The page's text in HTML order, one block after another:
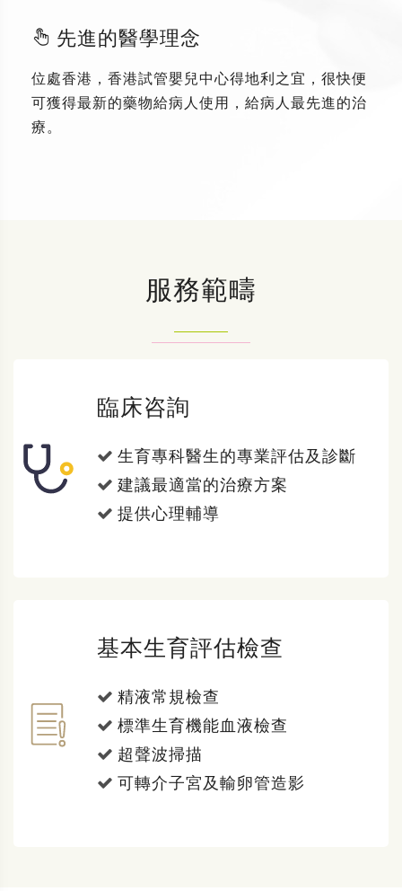
先進的醫學理念
位處香港，香港試管嬰兒中心得地利之宜，很快便
可獲得最新的藥物給病人使用，給病人最先進的治
療。
服務範疇
臨床咨詢
生育專科醫生的專業評估及診斷
建議最適當的治療方案
提供心理輔導
基本生育評估檢查
精液常規檢查
標準生育機能血液檢查
超聲波掃描
可轉介子宮及輸卵管造影